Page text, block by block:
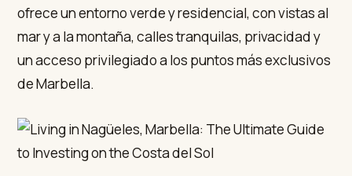
ofrece un entorno verde y residencial, con vistas al
mar y a la montaña, calles tranquilas, privacidad y
un acceso privilegiado a los puntos más exclusivos
de Marbella.